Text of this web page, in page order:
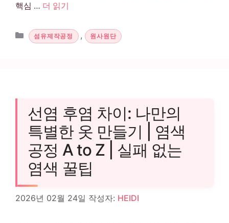
핵심 … 더 읽기
카테고리
섬유제작공정 , 원사원단
선염 후염 차이: 나만의
특별한 옷 만들기 | 염색
공정 A to Z | 실패 없는
염색 꿀팁
2026년 02월 24일 작성자: HEIDI